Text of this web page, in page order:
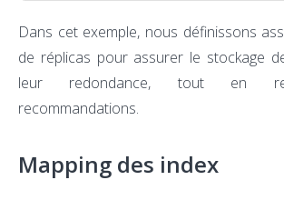
Dans cet exemple, nous définissons
de réplicas pour assurer le stockage
leur redondance, tout en
recommandations.
Mapping des index